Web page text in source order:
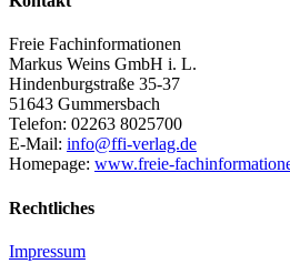
Freie Fachinformationen
Markus Weins GmbH i. L.
Hindenburgstraße 35-37
51643 Gummersbach
Telefon: 02263 8025700
E-Mail: info@ffi-verlag.de
Homepage: www.freie-
Rechtliches
Impressum